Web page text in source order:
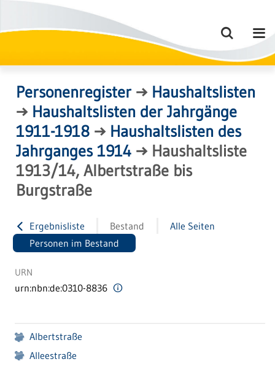
Personenregister→ Haushaltslisten
→ Haushaltslisten der Jahrgänge
1911-1918 → Haushaltslisten des
Jahrganges 1914 → Haushaltsliste
1913/14, Albertstraße bis
Burgstraße
Ergebnisliste Bestand
Alle Seiten
Personen im Bestand
URN
urn:nbn:de:0310-8836
Albertstraße
Alleestraße